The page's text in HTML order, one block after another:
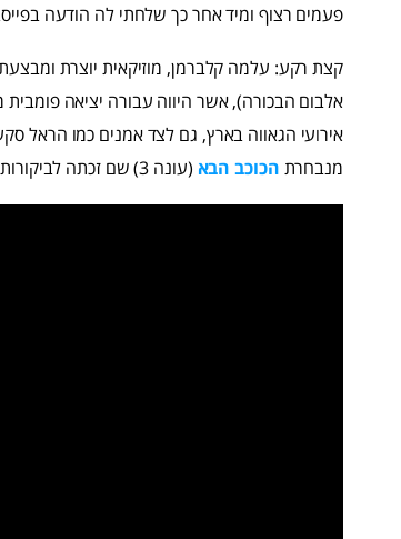
פעמים רצוף ומיד אחר כך שלחתי לה הודעה
אלבום הבכורה), אשר היווה עבורה יציאה
אירועי הגאווה בארץ, גם לצד אמנים כמו הראל
מנבחרת הכוכב הבא (עונה 3) שם זכתה לביקורות נלהבות, וגם על הצורבות מביניהן היא מודה.